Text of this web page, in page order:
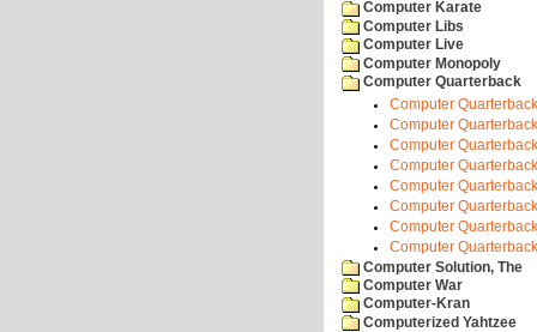
Computer Karate
Computer Libs
Computer Live
Computer Monopoly
Computer Quarterback
Computer
Computer
Computer
Computer
Computer
Computer
Computer
Computer
Computer Solution, The
Computer War
Computer-Kran
Computerized Yahtzee